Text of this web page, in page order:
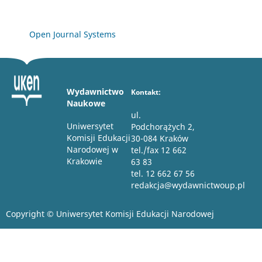
Open Journal Systems
Wydawnictwo
Naukowe
Uniwersytet
Komisji Edukacji
Narodowej w
Krakowie
Kontakt:
ul.
Podchorążych 2,
30-084 Kraków
tel./fax 12 662
63 83
tel. 12 662 67 56
redakcja@wydawnictwoup.pl
Copyright © Uniwersytet Komisji Edukacji Narodowej